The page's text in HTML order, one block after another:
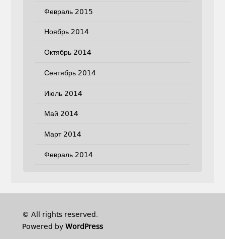
Февраль 2015
Ноябрь 2014
Октябрь 2014
Сентябрь 2014
Июль 2014
Май 2014
Март 2014
Февраль 2014
© All rights reserved.
Powered by WordPress